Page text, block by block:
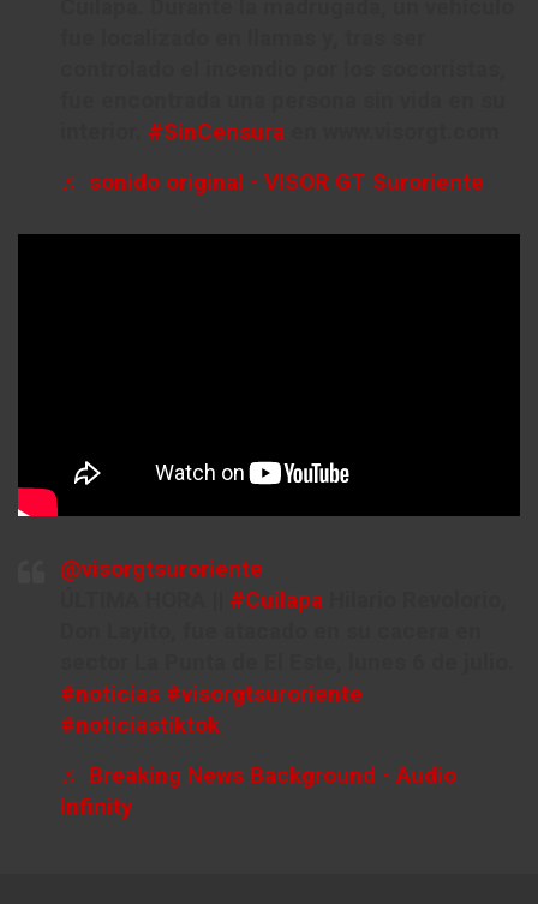
#SinCensura
♬ sonido original - VISOR GT Suroriente
@visorgtsuroriente
#Cuilapa
#noticias #visorgtsuroriente
#noticiastiktok
♬ Breaking News Background - Audio
Infinity